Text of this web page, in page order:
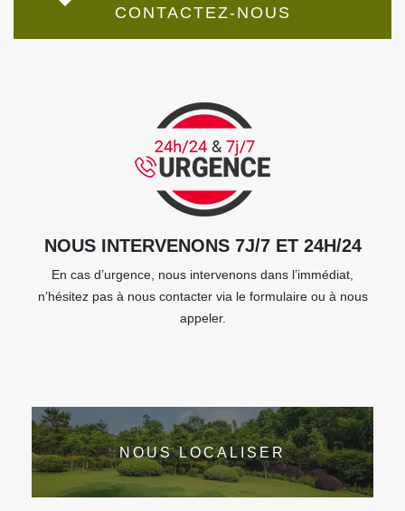
CONTACTEZ-NOUS
NOUS INTERVENONS 7J/7 ET 24H/24
En cas d’urgence, nous intervenons dans l’immédiat,
n’hésitez pas à nous contacter via le formulaire ou à nous
appeler.
NOUS LOCALISER